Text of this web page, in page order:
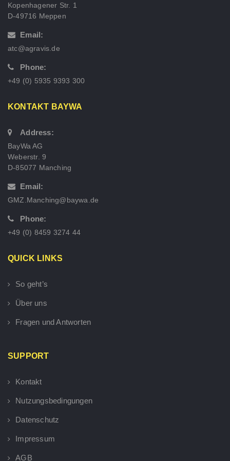
Kopenhagener Str. 1
D-49716 Meppen
Email:
atc@agravis.de
Phone:
+49 (0) 5935 9393 300
KONTAKT BAYWA
Address:
BayWa AG
Weberstr. 9
D-85077 Manching
Email:
GMZ.Manching@baywa.de
Phone:
+49 (0) 8459 3274 44
QUICK LINKS
So geht’s
Über uns
Fragen und Antworten
SUPPORT
Kontakt
Nutzungsbedingungen
Datenschutz
Impressum
AGB